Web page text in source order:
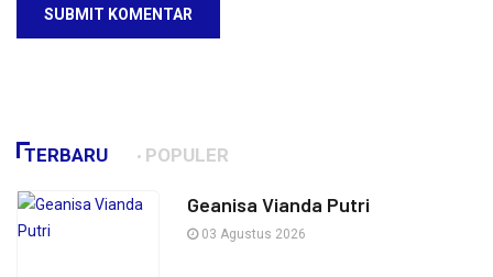
SUBMIT KOMENTAR
TERBARU POPULER
Geanisa Vianda Putri
03 Agustus 2026